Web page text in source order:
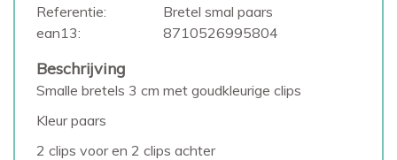
Referentie:
Bretel smal paars
ean13:
8710526995804
Beschrijving
Smalle bretels 3 cm met goudkleurige clips
Kleur paars
2 clips voor en 2 clips achter